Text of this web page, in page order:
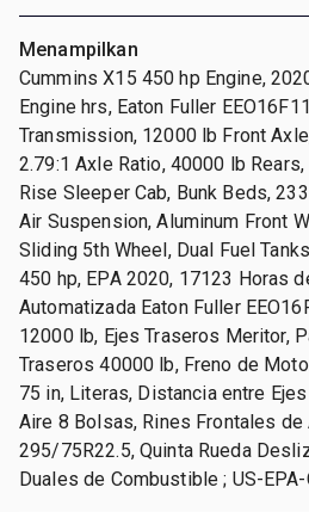
Menampilkan
Cummins X15 450 hp Engine,
Engine hrs, Eaton Fuller
Transmission, 12000 lb Front
2.79:1 Axle Ratio, 40000 lb
Rise Sleeper Cab, Bunk Beds,
Air Suspension, Aluminum Front
Sliding 5th Wheel, Dual Fuel
450 hp, EPA 2020, 17123 Horas
Automatizada Eaton Fuller
12000 lb, Ejes Traseros Meritor,
Traseros 40000 lb, Freno de
75 in, Literas, Distancia entre
Aire 8 Bolsas, Rines Frontales de
295/75R22.5, Quinta Rueda
Duales de Combustible ; US-EPA-